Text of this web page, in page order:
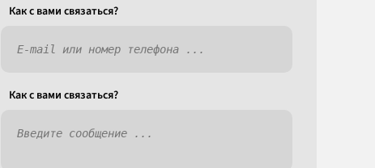
Как c вами связаться?
Как c вами связаться?